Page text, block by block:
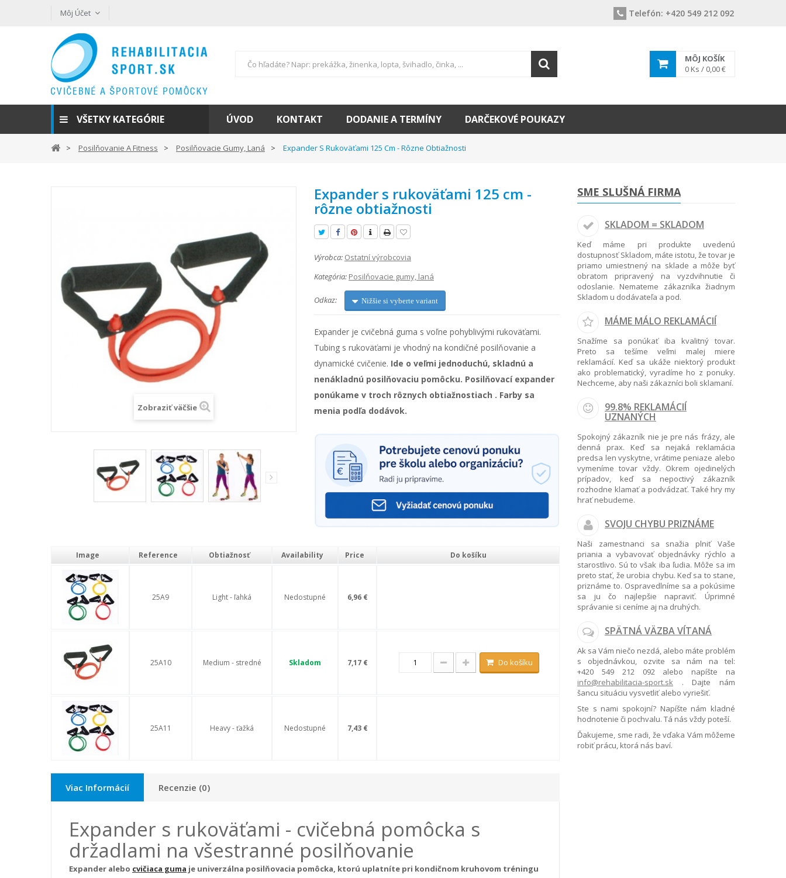
Môj Účet Telefón: +420 549 212 092
MÔJ KOŠÍK
0 Ks / 0,00 €
VŠETKY KATEGÓRIE ÚVOD KONTAKT DODANIE A TERMÍNY DARČEKOVÉ POUKAZY
Posilňovanie A Fitness Posilňovacie Gumy, Laná Expander S Rukoväťami 125 Cm - Rôzne Obtiažnosti
Zobraziť väčšie
Expander s rukoväťami 125 cm -
rôzne obtiažnosti
Výrobca: Ostatní výrobcovia
Kategória: Posilňovacie gumy, laná
Odkaz: Nižšie si vyberte variant
Expander je cvičebná guma s voľne pohyblivými rukoväťami.
Tubing s rukoväťami je vhodný na kondičné posilňovanie a
dynamické cvičenie. Ide o veľmi jednoduchú, skladnú a
nenákladnú posilňovaciu pomôcku. Posilňovací expander
ponúkame v troch rôznych obtiažnostiach . Farby sa
menia podľa dodávok.
Image Reference Obtiažnosť Availability Price Do košíku
25A9 Light - ľahká Nedostupné 6,96 €
25A10 Medium - stredné Skladom 7,17 € Do košíku
25A11 Heavy - ťažká Nedostupné 7,43 €
Viac Informácií Recenzie (0)
Expander s rukoväťami - cvičebná pomôcka s
držadlami na všestranné posilňovanie
Expander alebo cvičiaca guma je univerzálna posilňovacia pomôcka, ktorú uplatníte pri kondičnom kruhovom tréningu
SME SLUŠNÁ FIRMA
SKLADOM = SKLADOM
Keď máme pri produkte uvedenú
dostupnosť Skladom, máte istotu, že tovar je
priamo umiestnený na sklade a môže byť
obratom pripravený na vyzdvihnutie či
odoslanie. Nemateme zákazníka žiadnym
Skladom u dodávateľa a pod.
MÁME MÁLO REKLAMÁCIÍ
Snažíme sa ponúkať iba kvalitný tovar.
Preto sa tešíme veľmi malej miere
reklamácií. Keď sa ukáže niektorý produkt
ako problematický, vyradíme ho z ponuky.
Nechceme, aby naši zákazníci boli sklamaní.
99.8% REKLAMÁCIÍ
UZNANÝCH
Spokojný zákazník nie je pre nás frázy, ale
denná prax. Keď sa nejaká reklamácia
predsa len vyskytne, vrátime peniaze alebo
vymeníme tovar vždy. Okrem ojedinelých
prípadov, keď sa nepoctivý zákazník
rozhodne klamať a podvádzať. Také hry my
hrať nebudeme.
SVOJU CHYBU PRIZNÁME
Naši zamestnanci sa snažia plniť Vaše
priania a vybavovať objednávky rýchlo a
starostlivo. Sú to však iba ľudia. Môže sa im
preto stať, že urobia chybu. Keď sa to stane,
priznáme to. Ospravedlníme sa a pokúsime
sa ju čo najlepšie napraviť. Úprimné
správanie si ceníme aj na druhých.
SPÄTNÁ VÄZBA VÍTANÁ
Ak sa Vám niečo nezdá, alebo máte problém
s objednávkou, ozvite sa nám na tel:
+420 549 212 092alebo napíšte na
info@rehabilitacia-sport.sk . Dajte nám
šancu situáciu vysvetliť alebo vyriešiť.
Ste s nami spokojní? Napíšte nám kladné
hodnotenie či pochvalu. Tá nás vždy poteší.
Ďakujeme, sme radi, že vďaka Vám môžeme
robiť prácu, ktorá nás baví.